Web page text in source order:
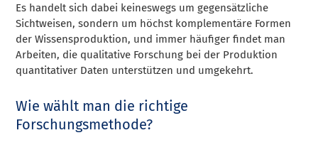
Es handelt sich dabei keineswegs um gegensätzliche
Sichtweisen, sondern um höchst komplementäre Formen
der Wissensproduktion, und immer häufiger findet man
Arbeiten, die qualitative Forschung bei der Produktion
quantitativer Daten unterstützen und umgekehrt.
Wie wählt man die richtige
Forschungsmethode?